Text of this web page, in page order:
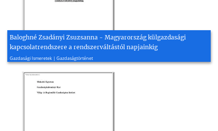
Baloghné Zsadányi Zsuzsanna - Magyarország külgazdasági
kapcsolatrendszere a rendszerváltástól napjainkig
Gazdasági Ismeretek | Gazdaságtörténet
2003, 24 oldal